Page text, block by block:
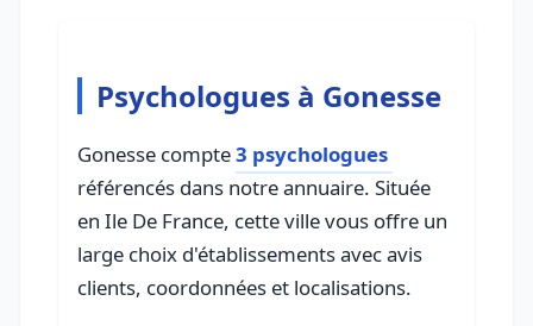
Psychologues à Gonesse
Gonesse compte3 psychologues
référencés dans notre annuaire. Située
en Ile De France, cette ville vous offre un
large choix d'établissements avec avis
clients, coordonnées et localisations.